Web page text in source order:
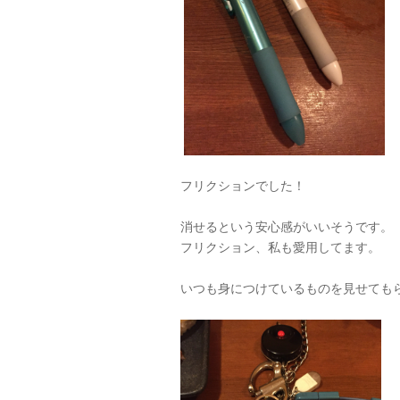
フリクションでした！
消せるという安心感がいいそうです。
フリクション、私も愛用してます。
いつも身につけているものを見せても